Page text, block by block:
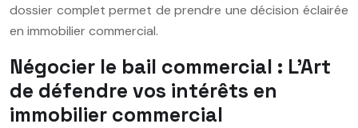
dossier complet permet de prendre une décision éclairée
en immobilier commercial.
Négocier le bail commercial : L’Art
de défendre vos intérêts en
immobilier commercial